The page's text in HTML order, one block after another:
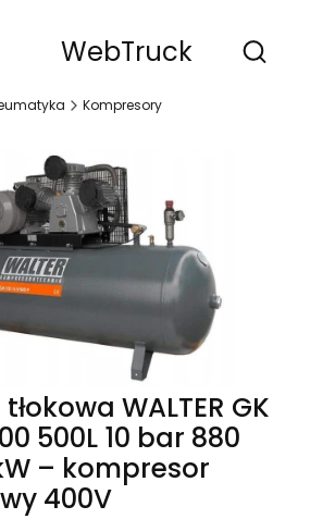
WebTruck Otwórz
Kompresory
WALTER GK
500L 10 bar 880
– kompresor
400V